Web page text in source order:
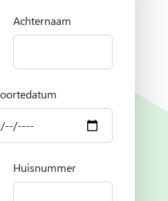
Achternaam
Huisnummer